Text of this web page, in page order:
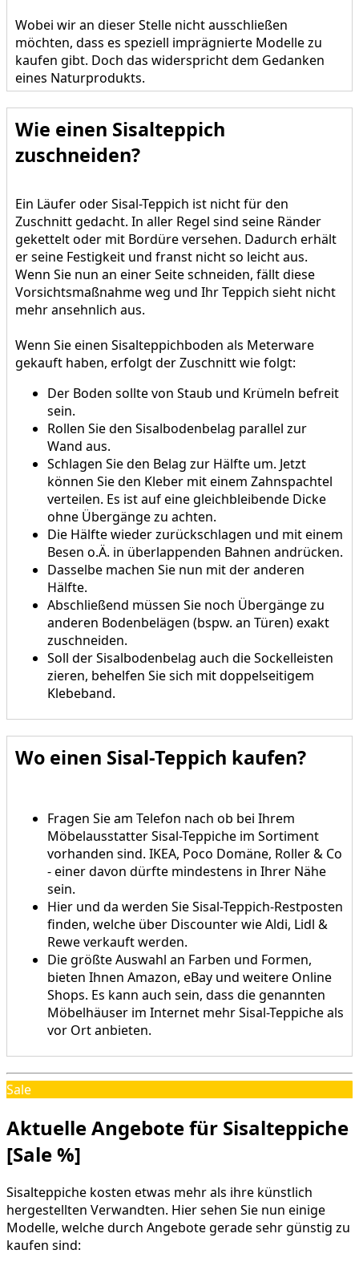
Wobei wir an dieser Stelle nicht ausschließen
möchten, dass es speziell imprägnierte Modelle zu
kaufen gibt. Doch das widerspricht dem Gedanken
eines Naturprodukts.
Wie einen Sisalteppich
zuschneiden?
Ein Läufer oder Sisal-Teppich ist nicht für den
Zuschnitt gedacht. In aller Regel sind seine Ränder
gekettelt oder mit Bordüre versehen. Dadurch erhält
er seine Festigkeit und franst nicht so leicht aus.
Wenn Sie nun an einer Seite schneiden, fällt diese
Vorsichtsmaßnahme weg und Ihr Teppich sieht nicht
mehr ansehnlich aus.
Wenn Sie einen Sisalteppichboden als Meterware
gekauft haben, erfolgt der Zuschnitt wie folgt:
Der Boden sollte von Staub und Krümeln befreit
sein.
Rollen Sie den Sisalbodenbelag parallel zur
Wand aus.
Schlagen Sie den Belag zur Hälfte um. Jetzt
können Sie den Kleber mit einem Zahnspachtel
verteilen. Es ist auf eine gleichbleibende Dicke
ohne Übergänge zu achten.
Die Hälfte wieder zurückschlagen und mit einem
Besen o.Ä. in überlappenden Bahnen andrücken.
Dasselbe machen Sie nun mit der anderen
Hälfte.
Abschließend müssen Sie noch Übergänge zu
anderen Bodenbelägen (bspw. an Türen) exakt
zuschneiden.
Soll der Sisalbodenbelag auch die Sockelleisten
zieren, behelfen Sie sich mit doppelseitigem
Klebeband.
Wo einen Sisal-Teppich kaufen?
Fragen Sie am Telefon nach ob bei Ihrem
Möbelausstatter Sisal-Teppiche im Sortiment
vorhanden sind. IKEA, Poco Domäne, Roller & Co
- einer davon dürfte mindestens in Ihrer Nähe
sein.
Hier und da werden Sie Sisal-Teppich-Restposten
finden, welche über Discounter wie Aldi, Lidl &
Rewe verkauft werden.
Die größte Auswahl an Farben und Formen,
bieten Ihnen Amazon, eBay und weitere Online
Shops. Es kann auch sein, dass die genannten
Möbelhäuser im Internet mehr Sisal-Teppiche als
vor Ort anbieten.
Sale
Aktuelle Angebote für Sisalteppiche
[Sale %]
Sisalteppiche kosten etwas mehr als ihre künstlich
hergestellten Verwandten. Hier sehen Sie nun einige
Modelle, welche durch Angebote gerade sehr günstig zu
kaufen sind: